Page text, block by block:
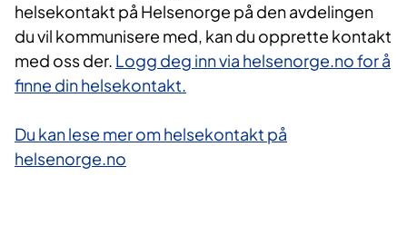
helsekontakt på Helsenorge på den avdelingen
du vil kommunisere med, kan du opprette kontakt
med oss der. Logg deg inn via helsenorge.no for å
finne din helsekontakt.
Du kan lese mer om helsekontakt på
helsenorge.no